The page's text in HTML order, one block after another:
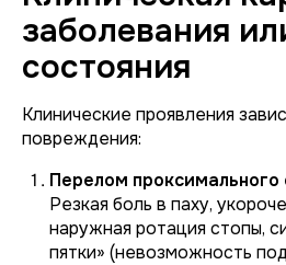
заболевания
состояния
Клинические проявления
повреждения:
Перелом
Резкая боль в паху,
наружная ротация стопы,
пятки» (невозможность